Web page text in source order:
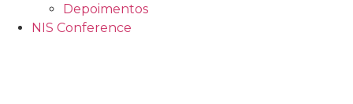
Depoimentos
NIS Conference